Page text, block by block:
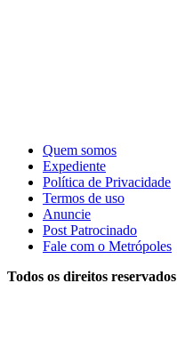
Quem somos
Expediente
Política de Privacidade
Termos de uso
Anuncie
Post Patrocinado
Fale com o Metrópoles
Todos os direitos reservados